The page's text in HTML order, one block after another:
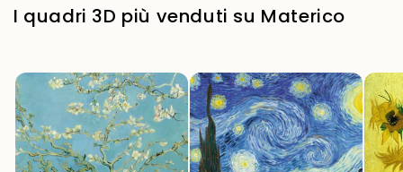
I quadri 3D più venduti su Materico